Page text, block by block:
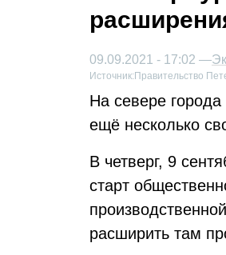
09.09.2021 - 17:02 —
Источник: Правительство
На севере
ещё несколько
В четверг, 9
старт
расширить там